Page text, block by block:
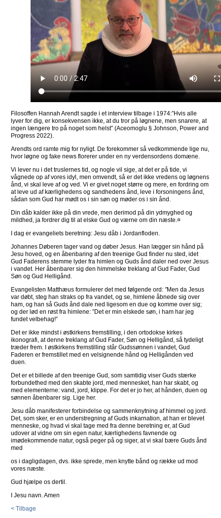
Filosoffen Hannah Arendt sagde i et interview tilbage i 1974:”Hvis alle
lyver for dig, er konsekvensen ikke, at du tror på løgnene, men snarere, at
ingen længere tro på noget som helst” (Aceomoglu § Johnson, Power and
Progress 2022).
Arendts ord ramte mig for nyligt. De forekommer så vedkommende lige nu,
hvor løgne og fake news florerer under en ny verdensordens domæne.
Vi lever nu i det truslernes tid, og nogle vil sige, at det er på tide, vi
vågnede op af vores idyl, men omvendt, så er det ikke vredens og løgnens
ånd, vi skal leve af og ved. Vi er givet noget større og mere, en fordring om
at leve ud af kærlighedens og sandhedens ånd, leve i forsoningens ånd,
sådan som Gud har mødt os i sin søn og møder os i sin ånd.
Din dåb kalder ikke på din vrede, men derimod på din ydmyghed og
mildhed, ja fordrer dig til at elske Gud og værne om din næste.¤
I dag er evangeliets beretning: Jesu dåb i Jordanfloden.
Johannes Døberen tager vand og døber Jesus. Han lægger sin hånd på
Jesu hoved, og en åbenbaring af den treenige Gud finder nu sted, idet
Gud Faderens stemme lyder fra himlen og Guds ånd daler ned over Jesus
i vandet. Her åbenbarer sig den himmelske treklang af Gud Fader, Gud
Søn og Gud Helligånd.
Evangelisten Matthæus formulerer det med følgende ord: ”Men da Jesus
var døbt, steg han straks op fra vandet, og se, himlene åbnede sig over
ham, og han så Guds ånd dale ned ligesom en due og komme over sig;
og der lød en røst fra himlene: ”Det er min elskede søn, i ham har jeg
fundet velbehag!”
Det er ikke mindst i østkirkens fremstilling, i den ortodokse kirkes
ikonografi, at denne treklang af Gud Fader, Søn og Helligånd, så tydeligt
træder frem. I østkirkens fremstilling står Gudssønnen i vandet, Gud
Faderen er fremstillet med en velsignende hånd og Helligånden ved
duen.
Det er et billede af den treenige Gud, som samtidig viser Guds stærke
forbundethed med den skabte jord, med mennesket, han har skabt, og
med elementerne: vand, jord, klippe. For det er jo her, at hånden, duen og
sønnen åbenbarer sig. Lige her.
Jesu dåb manifesterer forbindelse og sammenknytning af himmel og jord.
Det, som sker, er en understregning af Guds inkarnation, at han er blevet
menneske, og hvad vi skal tage med fra denne beretning er, at Gud
udover at vidne om sin egen natur, kærlighedens favnende og
imødekommende natur, også peger på og siger, at vi skal bære Guds ånd
med
os i dagligdagen, dvs. ikke sprede, men knytte bånd og række ud mod
vores næste.
Gud hjælpe os dertil.
I Jesu navn. Amen
< Tilbage